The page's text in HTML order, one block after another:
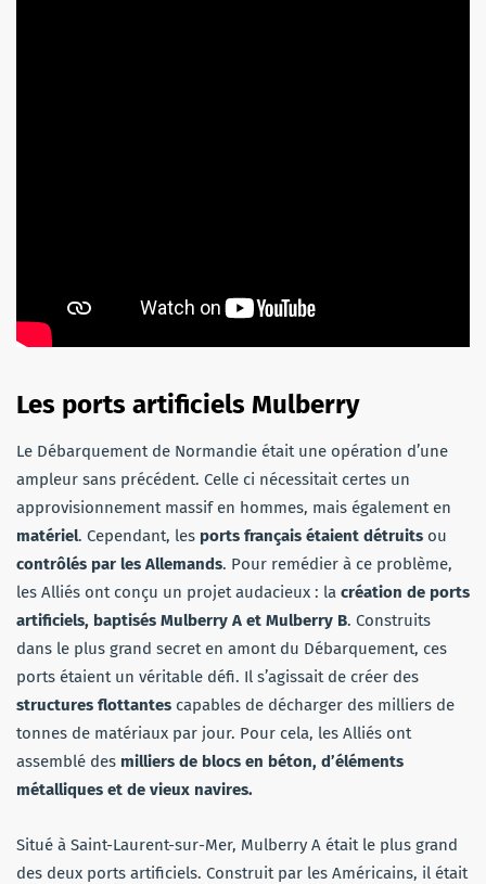
Les ports artificiels Mulberry
Le Débarquement de Normandie était une opération d’une
ampleur sans précédent. Celle ci nécessitait certes un
approvisionnement massif en hommes, mais également en
matériel. Cependant, les ports français étaient détruits ou
contrôlés par les Allemands. Pour remédier à ce problème,
les Alliés ont conçu un projet audacieux : la création de ports
artificiels, baptisés Mulberry A et Mulberry B. Construits
dans le plus grand secret en amont du Débarquement, ces
ports étaient un véritable défi. Il s’agissait de créer des
structures flottantes capables de décharger des milliers de
tonnes de matériaux par jour. Pour cela, les Alliés ont
assemblé des milliers de blocs en béton, d’éléments
métalliques et de vieux navires.
Situé à Saint-Laurent-sur-Mer, Mulberry A était le plus grand
des deux ports artificiels. Construit par les Américains, il était